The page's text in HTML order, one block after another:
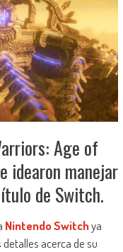
Age of
idearon manejar
de Switch.
Nintendo Switchya
acerca de su